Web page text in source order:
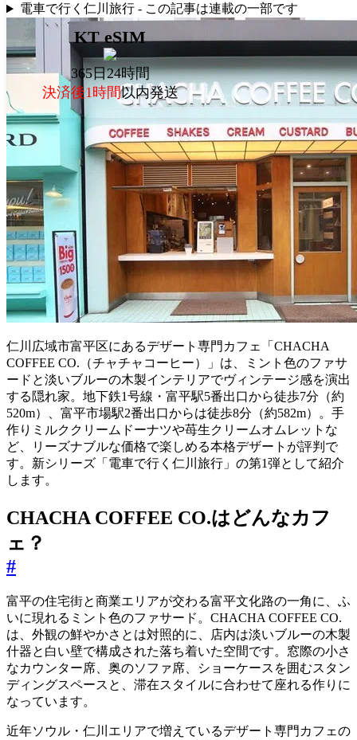
KT eSIM
365日24時間
決済後1時間以内発送
電車で行く仁川旅行 - この記事は連載の一部です
仁川広域市富平区にあるデザート専門カフェ「CHACHA
COFFEE CO.（チャチャコーヒー）」は、ミント色のファサ
ードと淡いブルーの木製インテリアでヴィンテージ感を演出
する隠れ家。地下鉄1号線・富平駅5番出口から徒歩7分（約
520m）、富平市場駅2番出口からは徒歩8分（約582m）。手
作りミルククリームドーナツや苺生クリームオムレットな
ど、リーズナブルな価格で楽しめる本格デザートが評判で
す。新シリーズ「電車で行く仁川旅行」の第1弾として紹介
します。
CHACHA COFFEE CO.はどんなカフ
ェ？
#
富平の住宅街と商業エリアが交わる富平文化路の一角に、ふ
いに現れるミント色のファサード。CHACHA COFFEE CO.
は、外観の鮮やかさとは対照的に、店内は淡いブルーの木製
什器と白い壁で構成された落ち着いた空間です。窓際の小さ
なカウンター席、奥のソファ席、ショーケースを囲むスタン
ディングスペースと、滞在スタイルに合わせて座れる作りに
なっています。
近年ソウル・仁川エリアで増えているデザート専門カフェの